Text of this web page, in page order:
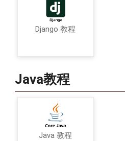
Django 教程
Java教程
Java 教程